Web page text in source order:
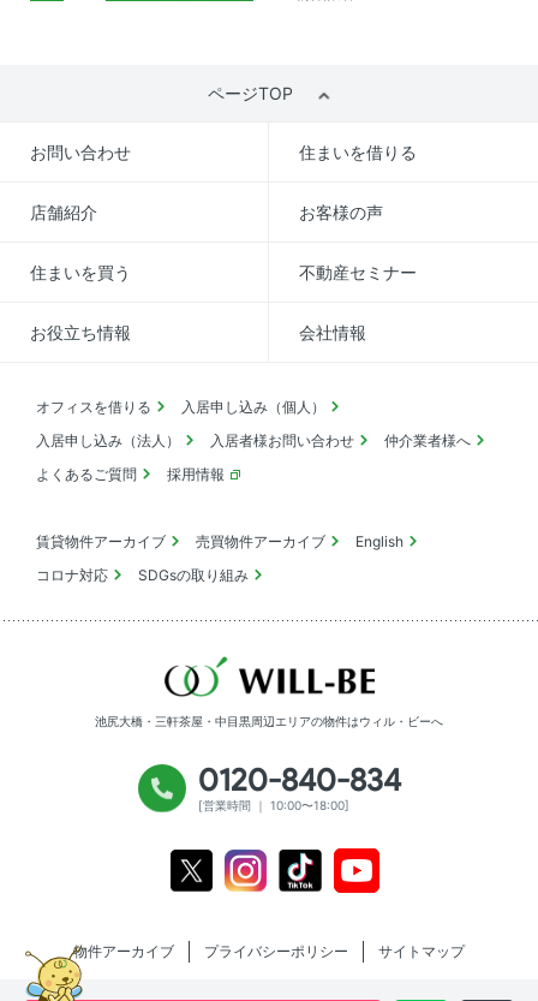
ページTOP
お問い合わせ 住まいを借りる
店舗紹介 お客様の声
住まいを買う 不動産セミナー
お役立ち情報 会社情報
オフィスを借りる
入居申し込み（個人）
入居申し込み（法人）
入居者様お問い合わせ
仲介業者様へ
よくあるご質問
採用情報
賃貸物件アーカイブ 売買物件アーカイブ
English
コロナ対応
SDGsの取り組み
池尻大橋・三軒茶屋・中目黒周辺エリアの物件はウィル・ビーへ
0120-840-834
[営業時間 ｜ 10:00〜18:00]
Instagram Tiktok
物件アーカイブ プライバシーポリシー サイトマップ